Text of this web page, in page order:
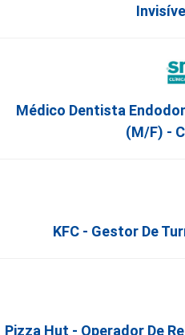
Médico Dentista
(M/F) -
KFC - Gestor De
Pizza Hut - Operador De